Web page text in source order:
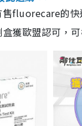
fluorecare的
獲歐盟認可，